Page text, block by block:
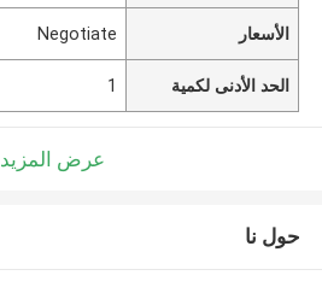
الأسعار Negotiate
الحد الأدنى لكمية 1
عرض المزيد
حول نا